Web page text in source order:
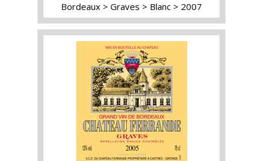
Bordeaux Graves Blanc 2007